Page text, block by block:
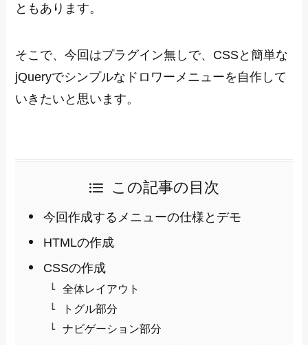
ともあります。
そこで、今回はプラグイン無しで、CSSと簡単な
jQueryでシンプルなドロワーメニューを自作して
いきたいと思います。
この記事の目次
今回作成するメニューの仕様とデモ
HTMLの作成
CSSの作成
全体レイアウト
トグル部分
ナビゲーション部分